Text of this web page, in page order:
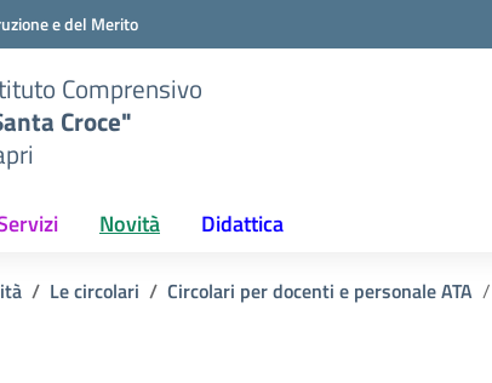
e del Merito
Comprensivo
Croce"
Novità Didattica
Le circolari Circolari per docenti e personale ATA